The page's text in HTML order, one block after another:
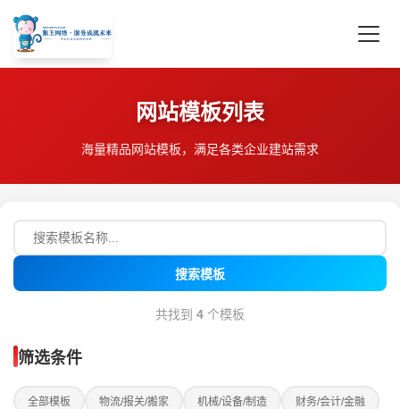
网站模板列表
海量精品网站模板，满足各类企业建站需求
搜索模板
共找到 4 个模板
筛选条件
全部模板 物流/报关/搬家 机械/设备/制造 财务/会计/金融